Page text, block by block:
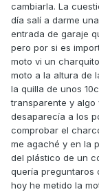
cambiarla. La
día salí a darme
entrada de garaje
pero por si es
moto vi un
moto a la altura de
la quilla de unos
transparente y
desaparecía a los
comprobar el
me agaché y en la
del plástico de un
quería preguntaros
hoy he metido la